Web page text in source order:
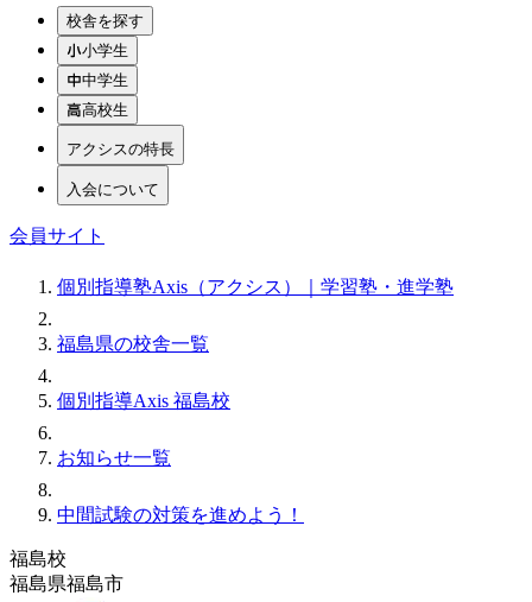
校舎を探す
小学生
中学生
高校生
アクシスの特長
入会について
会員サイト
個別指導塾Axis（アクシス）｜学習塾・進学塾
福島県の校舎一覧
個別指導Axis 福島校
お知らせ一覧
中間試験の対策を進めよう！
福島校
福島県福島市